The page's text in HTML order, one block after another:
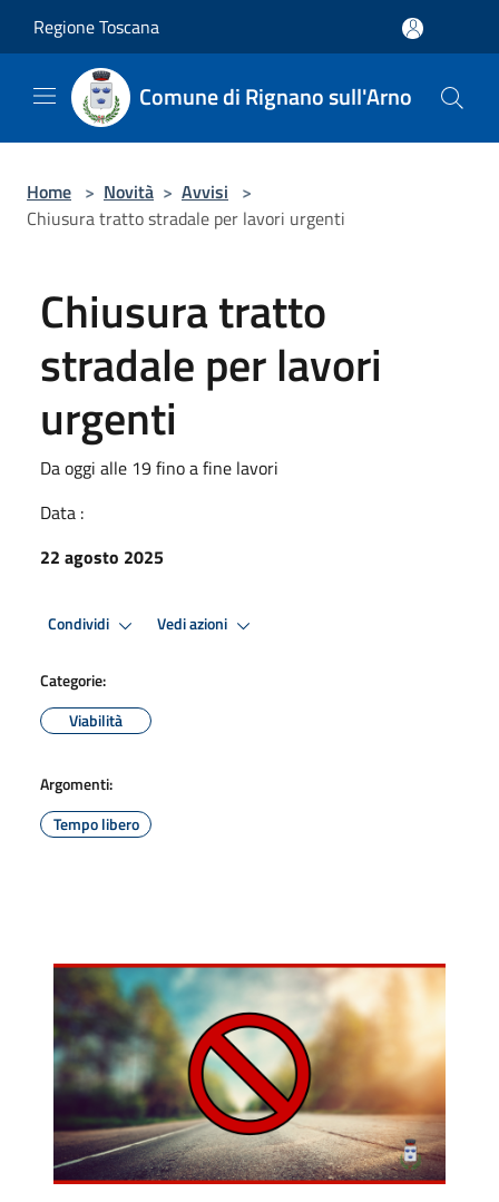
Regione Toscana
Comune di Rignano sull'Arno
Home > Novità > Avvisi >
Chiusura tratto stradale per lavori urgenti
Chiusura tratto
stradale per lavori
urgenti
Da oggi alle 19 fino a fine lavori
Data :
22 agosto 2025
Condividi Vedi azioni
Categorie:
Viabilità
Argomenti:
Tempo libero